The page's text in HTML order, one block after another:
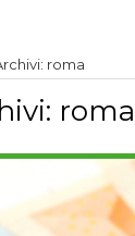
roma
roma